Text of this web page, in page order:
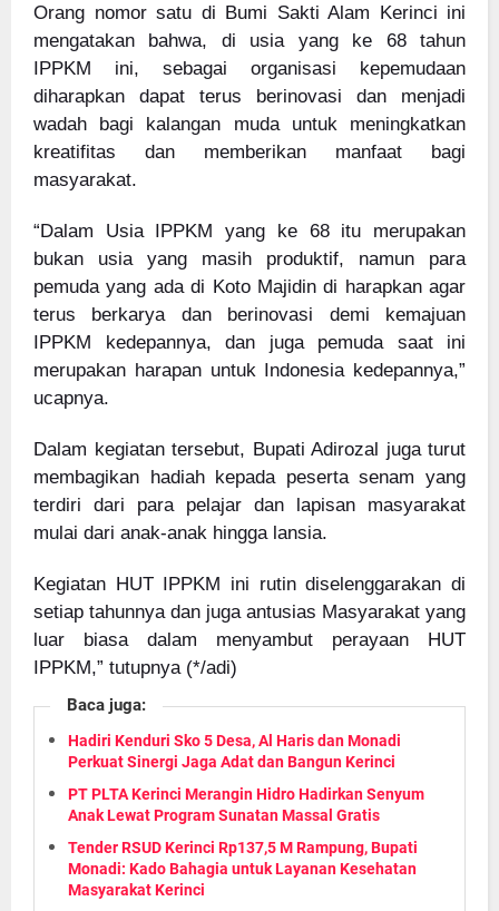
Orang nomor satu di Bumi Sakti Alam Kerinci ini
mengatakan bahwa, di usia yang ke 68 tahun
IPPKM ini, sebagai organisasi kepemudaan
diharapkan dapat terus berinovasi dan menjadi
wadah bagi kalangan muda untuk meningkatkan
kreatifitas dan memberikan manfaat bagi
masyarakat.
“Dalam Usia IPPKM yang ke 68 itu merupakan
bukan usia yang masih produktif, namun para
pemuda yang ada di Koto Majidin di harapkan agar
terus berkarya dan berinovasi demi kemajuan
IPPKM kedepannya, dan juga pemuda saat ini
merupakan harapan untuk Indonesia kedepannya,”
ucapnya.
Dalam kegiatan tersebut, Bupati Adirozal juga turut
membagikan hadiah kepada peserta senam yang
terdiri dari para pelajar dan lapisan masyarakat
mulai dari anak-anak hingga lansia.
Kegiatan HUT IPPKM ini rutin diselenggarakan di
setiap tahunnya dan juga antusias Masyarakat yang
luar biasa dalam menyambut perayaan HUT
IPPKM,” tutupnya (*/adi)
Baca juga:
Hadiri Kenduri Sko 5 Desa, Al Haris dan Monadi
Perkuat Sinergi Jaga Adat dan Bangun Kerinci
PT PLTA Kerinci Merangin Hidro Hadirkan Senyum
Anak Lewat Program Sunatan Massal Gratis
Tender RSUD Kerinci Rp137,5 M Rampung, Bupati
Monadi: Kado Bahagia untuk Layanan Kesehatan
Masyarakat Kerinci